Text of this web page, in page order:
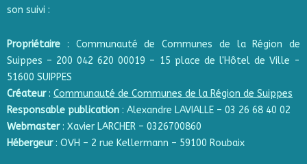
son suivi :
Propriétaire : Communauté de Communes de la Région de
Suippes – 200 042 620 00019 – 15 place de l'Hôtel de Ville -
51600 SUIPPES
Créateur: Communauté de Communes de la Région de Suippes
Responsable publication : Alexandre LAVIALLE – 03 26 68 40 02
Webmaster: Xavier LARCHER – 0326700860
Hébergeur: OVH – 2 rue Kellermann – 59100 Roubaix